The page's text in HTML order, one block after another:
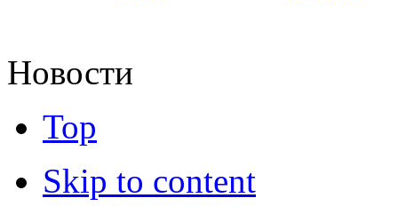
Новости
Top
Skip to content